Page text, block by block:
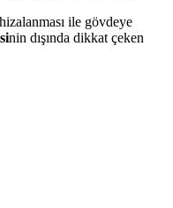
ile gövdeye
nin dışında dikkat çeken